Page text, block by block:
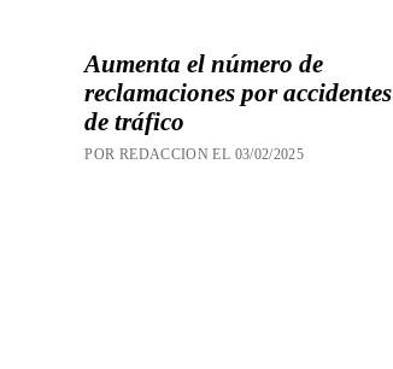
Aumenta el número de
reclamaciones por accidentes
de tráfico
POR REDACCION EL 03/02/2025